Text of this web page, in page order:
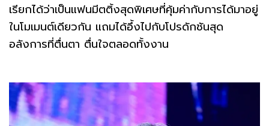
เรียกได้ว่าเป็นแฟนมีตติ้งสุดพิเศษที่คุ้มค่ากับการได้มาอยู่
ในโมเมนต์เดียวกัน แถมได้อึ้งไปกับโปรดักชันสุด
อลังการที่ตื่นตา ตื่นใจตลอดทั้งงาน